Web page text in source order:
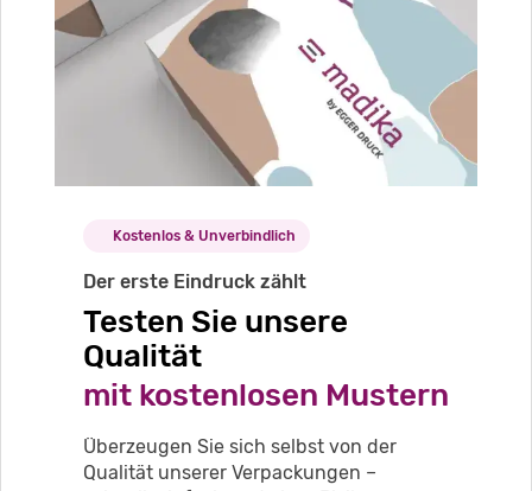
Kostenlos & Unverbindlich
Der erste Eindruck zählt
Testen Sie unsere
Qualität
mit kostenlosen Mustern
Überzeugen Sie sich selbst von der
Qualität unserer Verpackungen –